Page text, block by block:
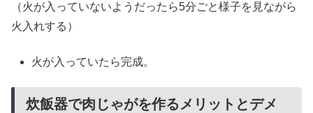
（火が入っていないようだったら5分ごと様子を見ながら
火入れする）
火が入っていたら完成。
炊飯器で肉じゃがを作るメリットとデメ